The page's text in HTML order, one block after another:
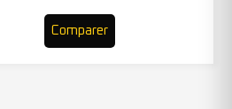
Comparer